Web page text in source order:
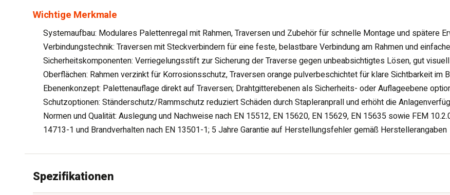
Wichtige Merkmale
Systemaufbau: Modulares Palettenregal mit Rahmen, Traversen und Zubehör für schnelle Montage und spätere
Verbindungstechnik: Traversen mit Steckverbindern für eine feste, belastbare Verbindung am Rahmen und
Sicherheitskomponenten: Verriegelungsstift zur Sicherung der Traverse gegen unbeabsichtigtes Lösen, gut
Oberflächen: Rahmen verzinkt für Korrosionsschutz, Traversen orange pulverbeschichtet für klare Sichtbarkeit im
Ebenenkonzept: Palettenauflage direkt auf Traversen; Drahtgitterebenen als Sicherheits- oder Auflageebene
Schutzoptionen: Ständerschutz/Rammschutz reduziert Schäden durch Stapleranprall und erhöht die
Normen und Qualität: Auslegung und Nachweise nach EN 15512, EN 15620, EN 15629, EN 15635 sowie FEM
14713-1 und Brandverhalten nach EN 13501-1; 5 Jahre Garantie auf Herstellungsfehler gemäß Herstellerangaben
Spezifikationen